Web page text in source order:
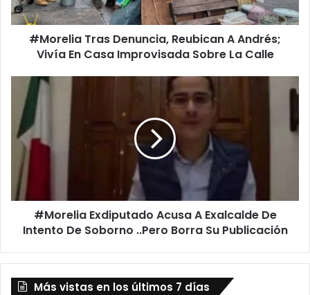
En
Casa
Improvisada
Calle
#Morelia Tras Denuncia, Reubican A Andrés;
Vivía En Casa Improvisada Sobre La Calle
#Morelia
Exdiputado
Acusa
Exalcalde
Intento
De
Soborno
..Pero
Borra
#Morelia Exdiputado Acusa A Exalcalde De
Intento De Soborno ..Pero Borra Su Publicación
Más vistas en los últimos 7 días